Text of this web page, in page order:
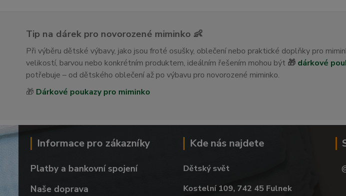
Tip na dárek pro novorozené miminko 👶
Při výběru dětské výbavy, jako jsou froté osušky, oblečení nebo praktické doplňky pro
velikostí, barvou nebo konkrétním produktem, ideálním řešením mohou být 🎁 dárkové
potřebuje – od dětského oblečení až po výbavu pro novorozené miminko.
🎁 Dárkové poukazy pro miminko
Informace pro zákazníky
Platby a bankovní spojení
Naše doprava
Kde nás najdete
Dětský svět
Kostelní 109, 742 45 Fulnek